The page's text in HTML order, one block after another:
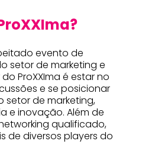
evento de
setor de marketing e
ProXXIma é estar no
e se posicionar
setor de marketing,
e inovação. Além de
qualificado,
de diversos players do